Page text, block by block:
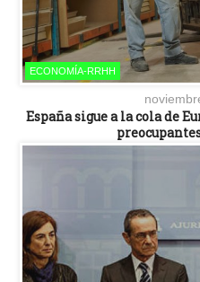
ECONOMÍA-RRHH
España sigue a la cola de